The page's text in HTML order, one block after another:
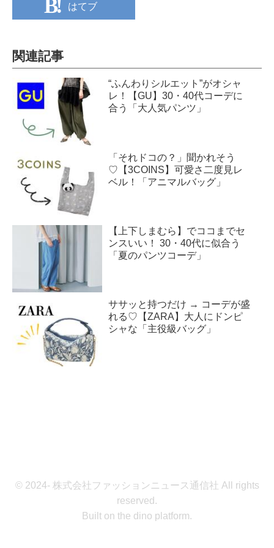
はてブ
関連記事
“ふんわりシルエット”がオシャ
レ！【GU】30・40代コーデに
合う「大人気パンツ」
「それドコの？」聞かれそう
♡【3COINS】可愛さ二度見レ
ベル！「アニマルバッグ」
【上下しまむら】でココまでセ
ンスいい！ 30・40代に似合う
「夏のパンツコーデ」
ササッと持つだけ → コーデが盛
れる♡【ZARA】大人にドンピ
シャな「主役級バッグ」
© 2024- 株式会社ファッションニュース通信社 All rights
reserved.
Built on the dino platform.